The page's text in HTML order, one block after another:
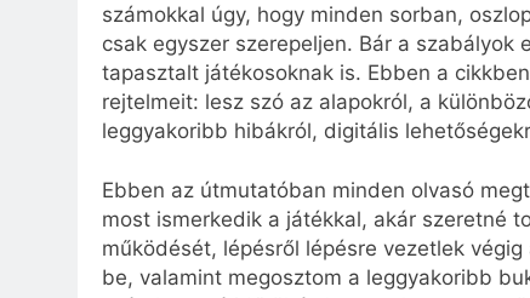
számokkal úgy, hogy minden sorban,
csak egyszer szerepeljen. Bár a szabályok
tapasztalt játékosoknak is. Ebben a
rejtelmeit: lesz szó az alapokról, a
leggyakoribb hibákról, digitális
Ebben az útmutatóban minden olvasó
most ismerkedik a játékkal, akár szeretné
működését, lépésről lépésre vezetlek
be, valamint megosztom a leggyakoribb